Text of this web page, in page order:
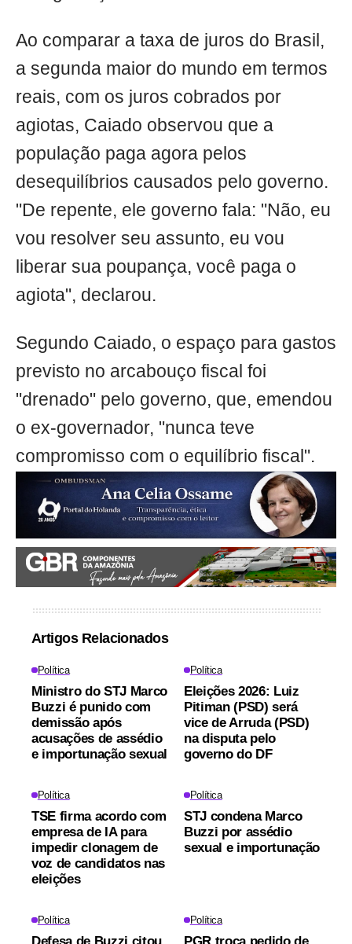
Ao comparar a taxa de juros do Brasil,
a segunda maior do mundo em termos
reais, com os juros cobrados por
agiotas, Caiado observou que a
população paga agora pelos
desequilíbrios causados pelo governo.
"De repente, ele governo fala: "Não, eu
vou resolver seu assunto, eu vou
liberar sua poupança, você paga o
agiota", declarou.
Segundo Caiado, o espaço para gastos
previsto no arcabouço fiscal foi
"drenado" pelo governo, que, emendou
o ex-governador, "nunca teve
compromisso com o equilíbrio fiscal".
Artigos Relacionados
Política
Ministro do STJ Marco
Buzzi é punido com
demissão após
acusações de assédio
e importunação sexual
Política
Eleições 2026: Luiz
Pitiman (PSD) será
vice de Arruda (PSD)
na disputa pelo
governo do DF
Política
TSE firma acordo com
empresa de IA para
impedir clonagem de
voz de candidatos nas
eleições
Política
STJ condena Marco
Buzzi por assédio
sexual e importunação
Política
Defesa de Buzzi citou
Política
PGR troca pedido de